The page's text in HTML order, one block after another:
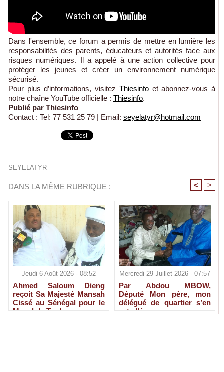
Dans l'ensemble, ce forum a permis de mettre en lumière les
responsabilités des parents, éducateurs et autorités face aux
risques numériques. Il a appelé à une action collective pour
protéger les jeunes et créer un environnement numérique
sécurisé.
Pour plus d’informations, visitez Thiesinfoet abonnez-vous à
notre chaîne YouTube officielle : Thiesinfo.
Publié par Thiesinfo
Contact : Tel: 77 531 25 79 | Email: seyelatyr@hotmail.com
SEYELATYR
DANS LA MÊME RUBRIQUE : < >
Jeudi 6 Août 2026 - 08:52
Ahmed Saloum Dieng
reçoit Sa Majesté Mansah
Cissé au Sénégal pour le
Magal de Touba.
Mercredi 29 Juillet 2026 - 07:57
Par Abdou MBOW,
Député Mon père, mon
délégué de quartier s’en
est allé.